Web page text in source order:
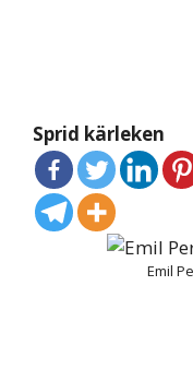
Sprid kärleken
Emil